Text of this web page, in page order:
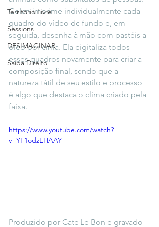
Território Livre
Sessions
DESIMAGINAR
Saiba Direito
Golan imprime individualmente cada
quadro do vídeo de fundo e, em
seguida, desenha à mão com pastéis a
óleo por cima. Ela digitaliza todos
esses quadros novamente para criar a
composição final, sendo que a
natureza tátil de seu estilo e processo
é algo que destaca o clima criado pela
faixa.
https://www.youtube.com/watch?
v=YF1odzEHAAY
Produzido por Cate Le Bon e gravado